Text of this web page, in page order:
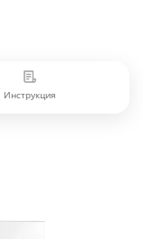
Инструкция